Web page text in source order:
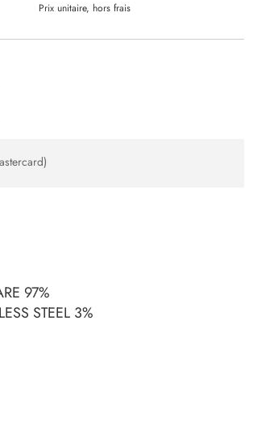
Prix unitaire, hors frais
97%
STEEL 3%